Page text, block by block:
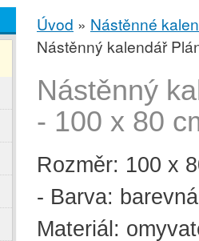
Jste zde
Úvod » Nástěnné
Nástěnný kalendář
Nástěnný
- 100 x 80
Rozměr: 100 x
- Barva: barevná
Materiál: